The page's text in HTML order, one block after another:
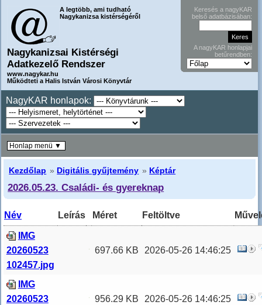
A legtöbb, ami tudható
Nagykanizsa kistérségéről
Nagykanizsai Kistérségi
Adatkezelő Rendszer
www.nagykar.hu
Működteti a Halis István Városi Könyvtár
Keresés a nagyKAR
belső adatbázisában:
A nagyKAR honlapjai
betűrendben:
NagyKAR honlapok:
Kezdőlap » Digitális gyűjtemény » Képtár
2026.05.23. Családi- és gyereknap
Név Leírás Méret Feltöltve
IMG
20260523
102457.jpg
697.66 KB 2026-05-26 14:46:25
IMG
20260523
956.29 KB 2026-05-26 14:46:25
Honlap menü ▼